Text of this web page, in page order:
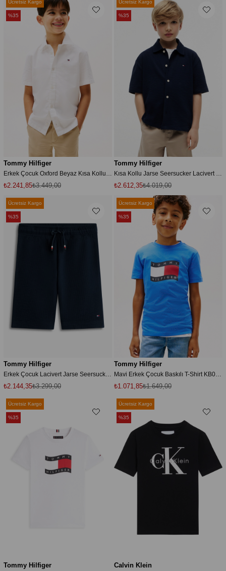
Tommy Hilfiger
₺2.241,85₺3.449,00
Ücretsiz Kargo
%35
Tommy Hilfiger
₺2.612,35₺4.019,00
Ücretsiz Kargo
%35
Tommy Hilfiger
Erkek Çocuk Lacivert Jarse Seersucker Şort
₺2.144,35₺3.299,00
Ücretsiz Kargo
%35
Tommy Hilfiger
Mavi Erkek Çocuk Baskılı T-Shirt KB0KB10275C6H
₺1.071,85₺1.649,00
Ücretsiz Kargo
%35
Tommy Hilfiger
Ücretsiz Kargo
%35
Calvin Klein
Ücretsiz Kargo
%35